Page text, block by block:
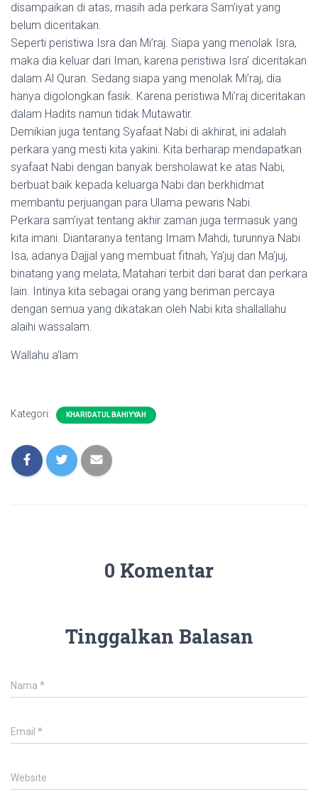
disampaikan di atas, masih ada perkara Sam’iyat yang
belum diceritakan.
Seperti peristiwa Isra dan Mi’raj. Siapa yang menolak Isra,
maka dia keluar dari Iman, karena peristiwa Isra’ diceritakan
dalam Al Quran. Sedang siapa yang menolak Mi’raj, dia
hanya digolongkan fasik. Karena peristiwa Mi’raj diceritakan
dalam Hadits namun tidak Mutawatir.
Demikian juga tentang Syafaat Nabi di akhirat, ini adalah
perkara yang mesti kita yakini. Kita berharap mendapatkan
syafaat Nabi dengan banyak bersholawat ke atas Nabi,
berbuat baik kepada keluarga Nabi dan berkhidmat
membantu perjuangan para Ulama pewaris Nabi.
Perkara sam’iyat tentang akhir zaman juga termasuk yang
kita imani. Diantaranya tentang Imam Mahdi, turunnya Nabi
Isa, adanya Dajjal yang membuat fitnah, Ya’juj dan Ma’juj,
binatang yang melata, Matahari terbit dari barat dan perkara
lain. Intinya kita sebagai orang yang beriman percaya
dengan semua yang dikatakan oleh Nabi kita shallallahu
alaihi wassalam.
Wallahu a’lam
Kategori: KHARIDATUL BAHIYYAH
0 Komentar
Tinggalkan Balasan
Nama *
Email *
Website